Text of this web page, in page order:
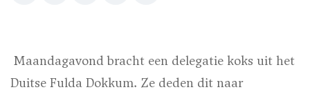
Maandagavond bracht een delegatie koks uit het
Duitse Fulda Dokkum. Ze deden dit naar